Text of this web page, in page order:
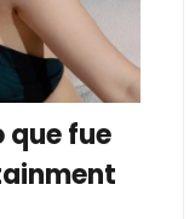
que fue